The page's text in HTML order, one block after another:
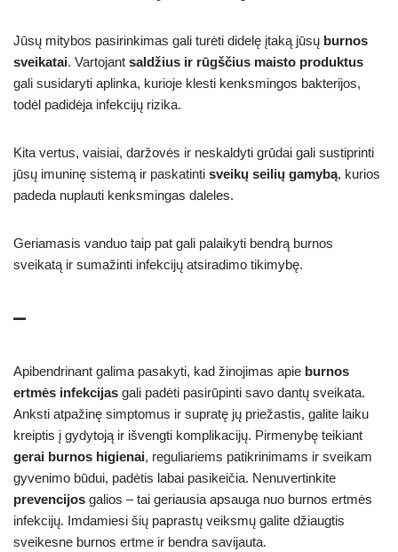
Jūsų mitybos pasirinkimas gali turėti didelę įtaką jūsų burnos
sveikatai. Vartojant saldžius ir rūgščius maisto produktus
gali susidaryti aplinka, kurioje klesti kenksmingos bakterijos,
todėl padidėja infekcijų rizika.
Kita vertus, vaisiai, daržovės ir neskaldyti grūdai gali sustiprinti
jūsų imuninę sistemą ir paskatinti sveikų seilių gamybą, kurios
padeda nuplauti kenksmingas daleles.
Geriamasis vanduo taip pat gali palaikyti bendrą burnos
sveikatą ir sumažinti infekcijų atsiradimo tikimybę.
–
Apibendrinant galima pasakyti, kad žinojimas apie burnos
ertmės infekcijas gali padėti pasirūpinti savo dantų sveikata.
Anksti atpažinę simptomus ir supratę jų priežastis, galite laiku
kreiptis į gydytoją ir išvengti komplikacijų. Pirmenybę teikiant
gerai burnos higienai, reguliariems patikrinimams ir sveikam
gyvenimo būdui, padėtis labai pasikeičia. Nenuvertinkite
prevencijos galios – tai geriausia apsauga nuo burnos ertmės
infekcijų. Imdamiesi šių paprastų veiksmų galite džiaugtis
sveikesne burnos ertme ir bendra savijauta.